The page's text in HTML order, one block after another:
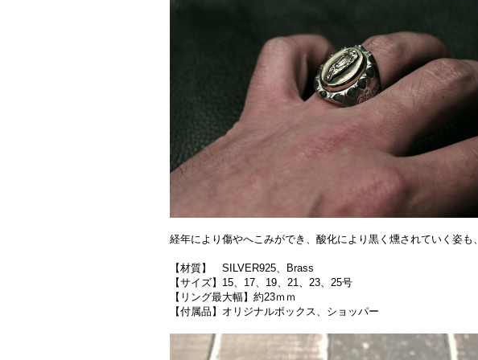
経年により傷やへこみができ、酸化により黒く燻されていく姿
【材質】 SILVER925、Brass
【サイズ】15、17、19、21、23、25号
【リング最大幅】約23ｍｍ
【付属品】オリジナルボックス、ショッパー